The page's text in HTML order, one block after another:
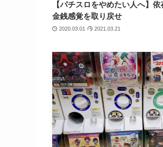
【パチスロをやめたい人へ】
金銭感覚を取り戻せ
2020.03.01 2021.03.21